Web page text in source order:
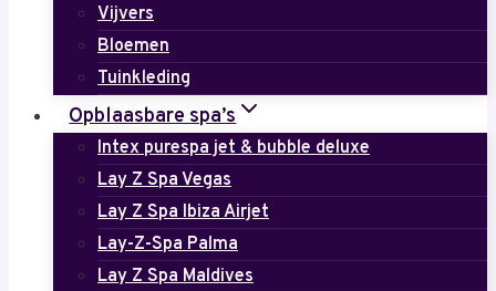
Vijvers
Bloemen
Tuinkleding
Opblaasbare spa’s
Intex purespa jet & bubble deluxe
Lay Z Spa Vegas
Lay Z Spa Ibiza Airjet
Lay-Z-Spa Palma
Lay Z Spa Maldives